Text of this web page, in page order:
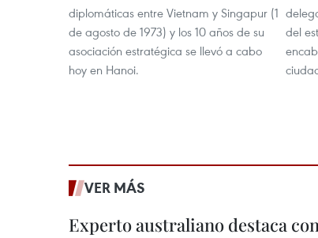
diplomáticas entre Vietnam y Singapur (1
de agosto de 1973) y los 10 años de su
asociación estratégica se llevó a cabo
hoy en Hanoi.
del
VER MÁS
Experto australiano destaca